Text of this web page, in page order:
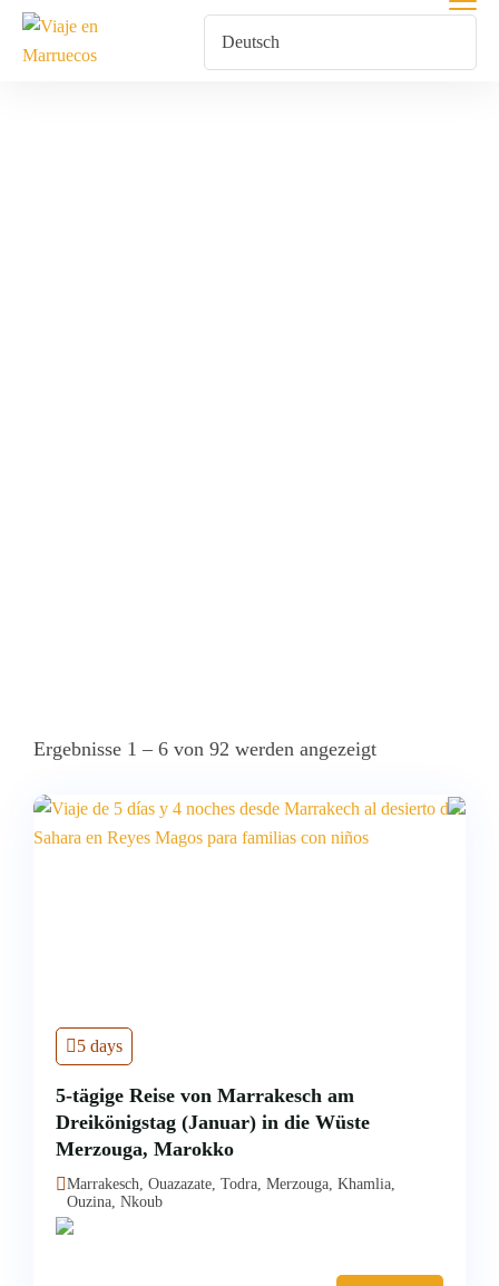
Ergebnisse 1 – 6 von 92 werden angezeigt
5 days
5-tägige Reise von Marrakesch am
Dreikönigstag (Januar) in die Wüste
Merzouga, Marokko
Marrakesch, Ouazazate, Todra, Merzouga, Khamlia,
Ouzina, Nkoub